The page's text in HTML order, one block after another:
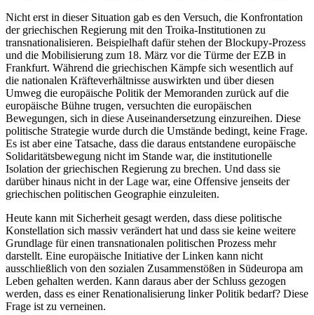
Nicht erst in dieser Situation gab es den Versuch, die Konfrontation
der griechischen Regierung mit den Troika-Institutionen zu
transnationalisieren. Beispielhaft dafür stehen der Blockupy-Prozess
und die Mobilisierung zum 18. März vor die Türme der EZB in
Frankfurt. Während die griechischen Kämpfe sich wesentlich auf
die nationalen Kräfteverhältnisse auswirkten und über diesen
Umweg die europäische Politik der Memoranden zurück auf die
europäische Bühne trugen, versuchten die europäischen
Bewegungen, sich in diese Auseinandersetzung einzureihen. Diese
politische Strategie wurde durch die Umstände bedingt, keine Frage.
Es ist aber eine Tatsache, dass die daraus entstandene europäische
Solidaritätsbewegung nicht im Stande war, die institutionelle
Isolation der griechischen Regierung zu brechen. Und dass sie
darüber hinaus nicht in der Lage war, eine Offensive jenseits der
griechischen politischen Geographie einzuleiten.
Heute kann mit Sicherheit gesagt werden, dass diese politische
Konstellation sich massiv verändert hat und dass sie keine weitere
Grundlage für einen transnationalen politischen Prozess mehr
darstellt. Eine europäische Initiative der Linken kann nicht
ausschließlich von den sozialen Zusammenstößen in Südeuropa am
Leben gehalten werden. Kann daraus aber der Schluss gezogen
werden, dass es einer Renationalisierung linker Politik bedarf? Diese
Frage ist zu verneinen.